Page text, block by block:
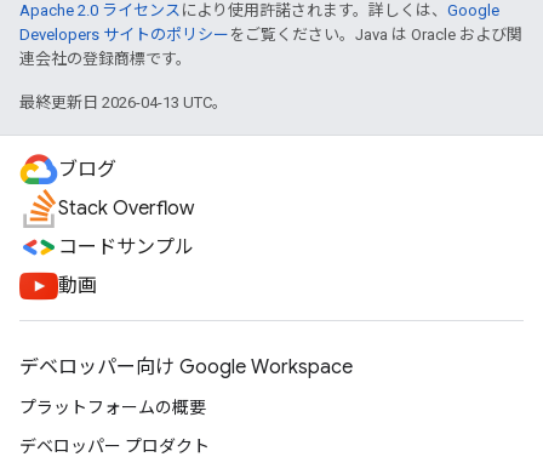
Apache 2.0 ライセンス により使用許諾されます。詳しくは、 Google
Developers サイトのポリシー をご覧ください。Java は Oracle および関
連会社の登録商標です。
最終更新日 2026-04-13 UTC。
ブログ
Stack Overflow
コードサンプル
動画
デベロッパー向け Google Workspace
プラットフォームの概要
デベロッパー プロダクト